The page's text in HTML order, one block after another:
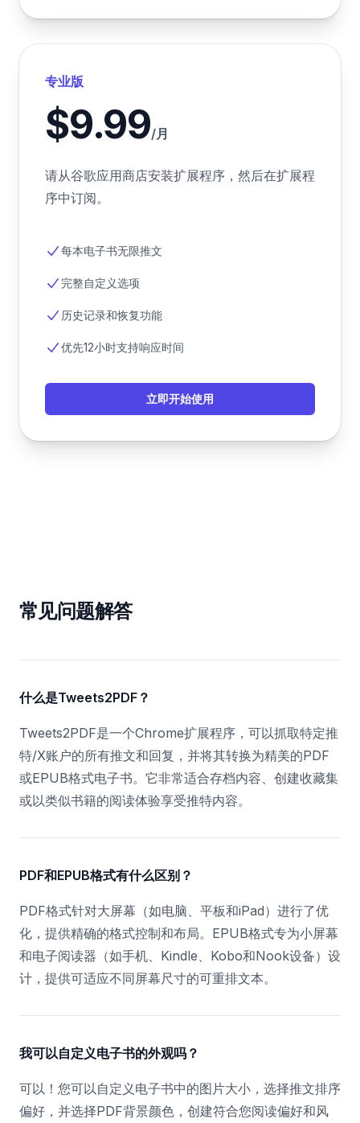
专业版
$9.99/月
请从谷歌应用商店安装扩展程序，然后在扩展程
序中订阅。
每本电子书无限推文
完整自定义选项
历史记录和恢复功能
优先12小时支持响应时间
立即开始使用
常见问题解答
什么是Tweets2PDF？
Tweets2PDF是一个Chrome扩展程序，可以抓取特定推
特/X账户的所有推文和回复，并将其转换为精美的PDF
或EPUB格式电子书。它非常适合存档内容、创建收藏集
或以类似书籍的阅读体验享受推特内容。
PDF和EPUB格式有什么区别？
PDF格式针对大屏幕（如电脑、平板和iPad）进行了优
化，提供精确的格式控制和布局。EPUB格式专为小屏幕
和电子阅读器（如手机、Kindle、Kobo和Nook设备）设
计，提供可适应不同屏幕尺寸的可重排文本。
我可以自定义电子书的外观吗？
可以！您可以自定义电子书中的图片大小，选择推文排序
偏好，并选择PDF背景颜色，创建符合您阅读偏好和风